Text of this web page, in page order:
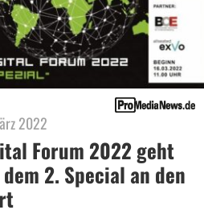
2022
Forum 2022 geht
2. Special an den